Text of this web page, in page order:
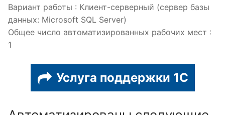
Вариант работы : Клиент-серверный (сервер базы
данных: Microsoft SQL Server)
Общее число автоматизированных рабочих мест :
1
Услуга поддержки 1С